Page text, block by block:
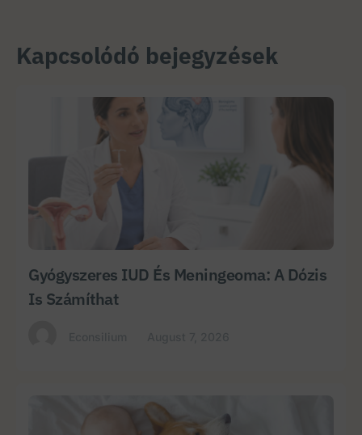
Kapcsolódó bejegyzések
Gyógyszeres IUD És Meningeoma: A Dózis
Is Számíthat